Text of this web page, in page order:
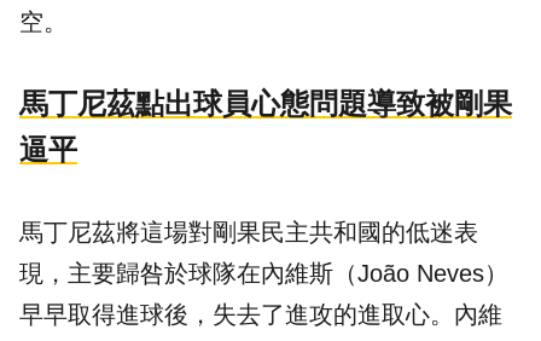
空。
馬丁尼茲點出球員心態問題導致被剛果
逼平
馬丁尼茲將這場對剛果民主共和國的低迷表
現，主要歸咎於球隊在內維斯（João Neves）
早早取得進球後，失去了進攻的進取心。內維